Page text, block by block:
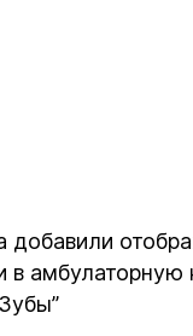
добавили
амбулаторную